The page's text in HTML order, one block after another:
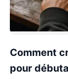
Comment
pour